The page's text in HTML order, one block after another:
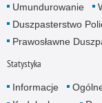
Umundurowanie
Duszpasterstwo
Prawosławne
Statystyka
Informacje